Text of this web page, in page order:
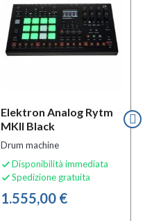
Elektron Analog Rytm
MKII Black
Drum machine
 Disponibilità immediata
 Spedizione gratuita
1.555,00 €